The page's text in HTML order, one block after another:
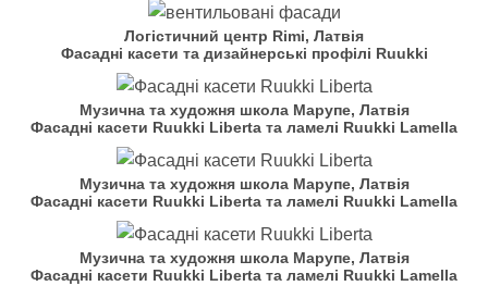
Логістичний центр Rimi, Латвія
Фасадні касети та дизайнерські профілі Ruukki
Музична та художня школа Марупе, Латвія
Фасадні касети Ruukki Liberta та ламелі Ruukki Lamella
Музична та художня школа Марупе, Латвія
Фасадні касети Ruukki Liberta та ламелі Ruukki Lamella
Музична та художня школа Марупе, Латвія
Фасадні касети Ruukki Liberta та ламелі Ruukki Lamella